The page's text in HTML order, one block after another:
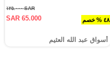
٤٨ % خصم
SAR ١٢٥.٠٠٠
SAR 65.000
أسواق عبد الله العثيم